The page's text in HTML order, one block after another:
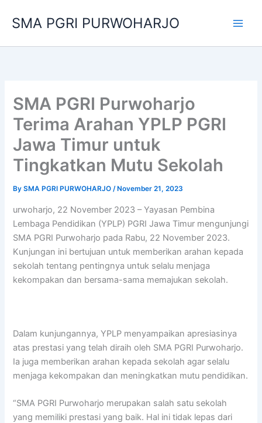
SMA PGRI PURWOHARJO
SMA PGRI Purwoharjo
Terima Arahan YPLP PGRI
Jawa Timur untuk
Tingkatkan Mutu Sekolah
BySMA PGRI PURWOHARJO/ November 21, 2023
urwoharjo, 22 November 2023 – Yayasan Pembina
Lembaga Pendidikan (YPLP) PGRI Jawa Timur mengunjungi
SMA PGRI Purwoharjo pada Rabu, 22 November 2023.
Kunjungan ini bertujuan untuk memberikan arahan kepada
sekolah tentang pentingnya untuk selalu menjaga
kekompakan dan bersama-sama memajukan sekolah.
Dalam kunjungannya, YPLP menyampaikan apresiasinya
atas prestasi yang telah diraih oleh SMA PGRI Purwoharjo.
Ia juga memberikan arahan kepada sekolah agar selalu
menjaga kekompakan dan meningkatkan mutu pendidikan.
“SMA PGRI Purwoharjo merupakan salah satu sekolah
yang memiliki prestasi yang baik. Hal ini tidak lepas dari